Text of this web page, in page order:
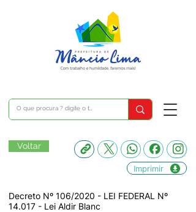
Voltar
Imprimir
Decreto Nº 106/2020 - LEI FEDERAL Nº
14.017 - Lei Aldir Blanc